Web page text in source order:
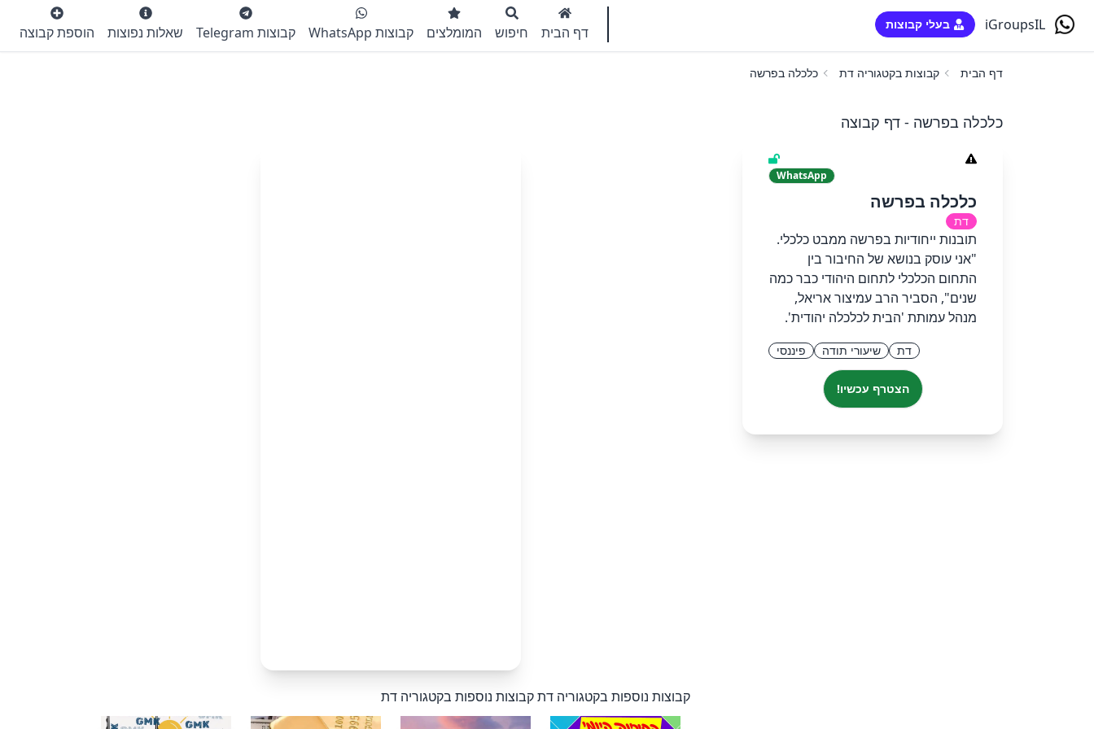
iGroupsIL בעלי קבוצות דף הבית חיפוש המומלצים קבוצות WhatsApp קבוצות Telegram שאלות נפוצות הוספת קבוצה
דף הבית קבוצות בקטגוריה דת כלכלה בפרשה
כלכלה בפרשה - דף קבוצה
WhatsApp
כלכלה בפרשה
דת
תובנות ייחודיות בפרשה ממבט כלכלי.
"אני עוסק בנושא של החיבור בין
התחום הכלכלי לתחום היהודי כבר כמה
שנים", הסביר הרב עמיצור אריאל,
מנהל עמותת 'הבית לכלכלה יהודית'.
דת שיעורי תודה פיננסי
הצטרף עכשיו!
קבוצות נוספות בקטגוריה דתקבוצות נוספות בקטגוריה דת